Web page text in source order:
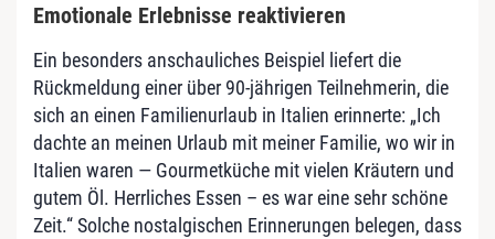
Emotionale Erlebnisse reaktivieren
Ein besonders anschauliches Beispiel liefert die
Rückmeldung einer über 90-jährigen Teilnehmerin, die
sich an einen Familienurlaub in Italien erinnerte: „Ich
dachte an meinen Urlaub mit meiner Familie, wo wir in
Italien waren — Gourmetküche mit vielen Kräutern und
gutem Öl. Herrliches Essen – es war eine sehr schöne
Zeit.“ Solche nostalgischen Erinnerungen belegen, dass